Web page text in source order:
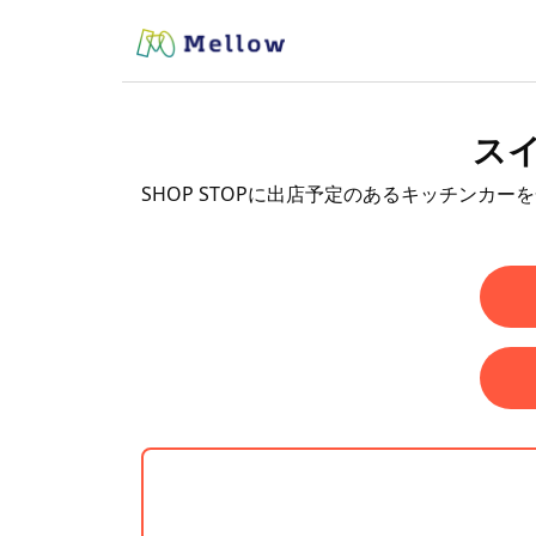
ス
SHOP STOPに出店予定のあるキッチンカー